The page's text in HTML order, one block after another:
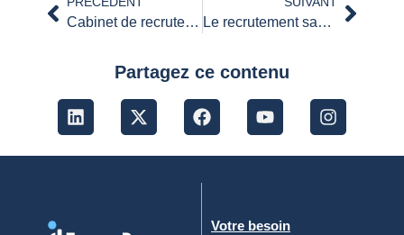
Cabinet de recrutement en finance et comptabilité : l’expertise de FinancePeople Le recrutement sans CV, nouvelle tendance ?
Partagez ce contenu
Votre besoin